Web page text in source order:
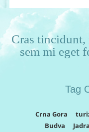
Cras tincidunt,
sem mi eget
Tag
Crna Gora
Budva